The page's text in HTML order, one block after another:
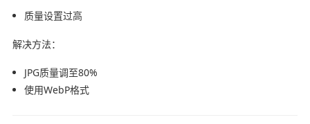
质量设置过高
解决方法：
JPG质量调至80%
使用WebP格式